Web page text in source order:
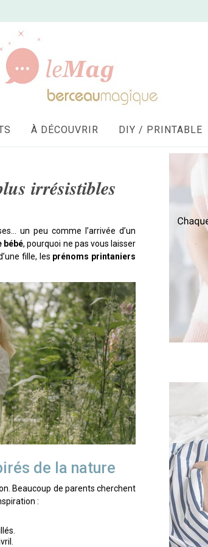
À DÉCOUVRIR DIY / PRINTABLE
irrésistibles
un peu comme l’arrivée d’un
bébé, pourquoi ne pas vous laisser
fille, les prénoms printaniers
de la nature
Beaucoup de parents cherchent
: